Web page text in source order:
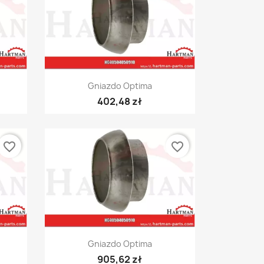
Szybki podgląd
Gniazdo Optima
402,48 zł
favorite_border
Szybki podgląd
Gniazdo Optima
905,62 zł
favorite_border